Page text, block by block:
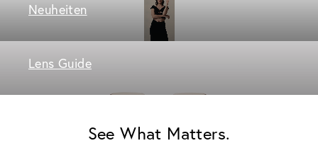
Neuheiten
Lens Guide
See What Matters.